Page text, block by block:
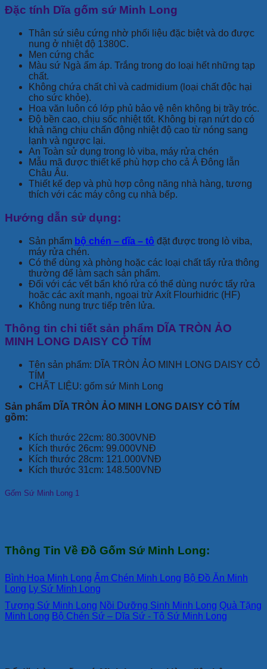
Đặc tính Dĩa gốm sứ Minh Long
Thân sứ siêu cứng nhờ phối liệu đặc biệt và do được
nung ở nhiệt độ 1380C.
Men cứng chắc
Màu sứ Ngà ấm áp. Trắng trong do loại hết những tạp
chất.
Không chứa chất chì và cadmidium (loại chất độc hại
cho sức khỏe).
Hoa văn luôn có lớp phủ bảo vệ nên không bị trầy tróc.
Độ bền cao, chịu sốc nhiệt tốt. Không bị rạn nứt do có
khả năng chịu chấn động nhiệt độ cao từ nóng sang
lạnh và ngược lại.
An Toàn sử dụng trong lò viba, máy rửa chén
Mẫu mã được thiết kế phù hợp cho cả Á Đông lẫn
Châu Âu.
Thiết kế đẹp và phù hợp công năng nhà hàng, tương
thích với các máy công cụ nhà bếp.
Hướng dẫn sử dụng:
Sản phẩm bộ chén – dĩa – tô đặt được trong lò viba,
máy rửa chén.
Có thể dùng xà phòng hoặc các loại chất tẩy rửa thông
thường để làm sạch sản phẩm.
Đối với các vết bẩn khó rửa có thể dùng nước tẩy rửa
hoặc các axít mạnh, ngoại trừ Axít Flourhidric (HF)
Không nung trực tiếp trên lửa.
Thông tin chi tiết sản phẩm DĨA TRÒN ẢO
MINH LONG DAISY CỎ TÍM
Tên sản phẩm: DĨA TRÒN ẢO MINH LONG DAISY CỎ
TÍM
CHẤT LIỆU: gốm sứ Minh Long
Sản phẩm DĨA TRÒN ẢO MINH LONG DAISY CỎ TÍM
gồm:
Kích thước 22cm: 80.300VNĐ
Kích thước 26cm: 99.000VNĐ
Kích thước 28cm: 121.000VNĐ
Kích thước 31cm: 148.500VNĐ
Gốm Sứ Minh Long 1
Thông Tin Về Đồ Gốm Sứ Minh Long:
Bình Hoa Minh Long Ấm Chén Minh Long Bộ Đồ Ăn Minh
Long
Ly Sứ Minh Long
Tượng Sứ Minh Long Nồi Dưỡng Sinh Minh Long Quà Tặng
Minh Long Bộ Chén Sứ – Dĩa Sứ - Tô Sứ Minh Long